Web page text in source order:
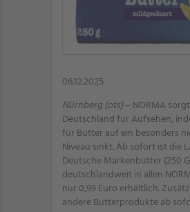
06.12.2025
Nürnberg (ots)– NORMA
Deutschland für Aufsehen,
für Butter auf ein besonders
Niveau sinkt. Ab sofort ist die
Deutsche Markenbutter (250
deutschlandweit in allen
nur 0,99 Euro erhältlich.
andere Butterprodukte ab